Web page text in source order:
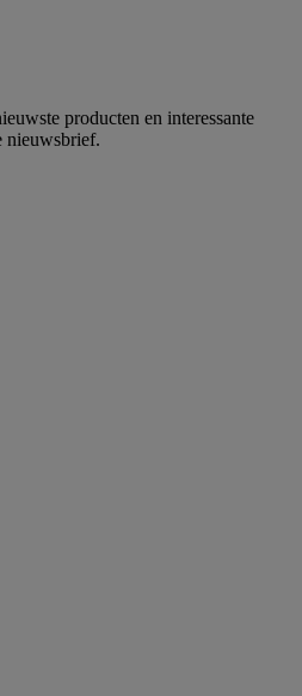
producten en interessante
nieuwsbrief.